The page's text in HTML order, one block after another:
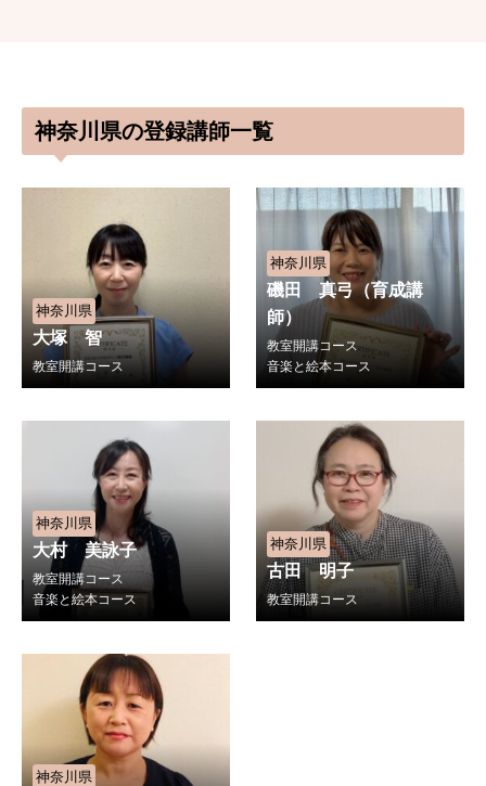
神奈川県の登録講師一覧
神奈川県
大塚 智
教室開講コース
神奈川県
磯田 真弓（育成講
師）
教室開講コース
音楽と絵本コース
神奈川県
大村 美詠子
教室開講コース
音楽と絵本コース
神奈川県
古田 明子
教室開講コース
神奈川県